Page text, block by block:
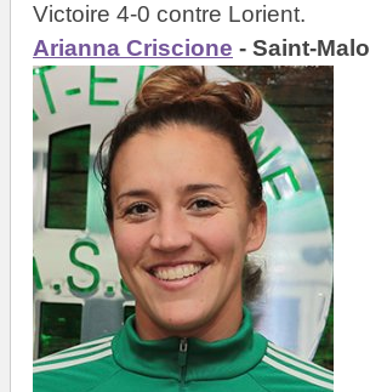
Victoire 4-0 contre Lorient.
Arianna Criscione - Saint-Malo